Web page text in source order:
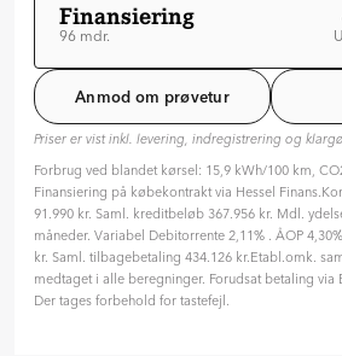
Finansiering
96 mdr.
Tilpas din aftale
Hvilken type rente ønsker du?
Variabel
Hvor længe skal finansieringen
96 mdr. ( 8 år )
Anmod om prøvetur
Priser er vist inkl. levering, indregistrering og
Forbrug ved blandet kørsel: 15,9 kWh/100 km,
Finansiering på købekontrakt via Hessel
91.990 kr. Saml. kreditbeløb 367.956 kr. Mdl.
måneder. Variabel Debitorrente 2,11% . ÅOP
kr. Saml. tilbagebetaling 434.126 kr.Etabl.omk.
medtaget i alle beregninger. Forudsat betaling via
Der tages forbehold for tastefejl.